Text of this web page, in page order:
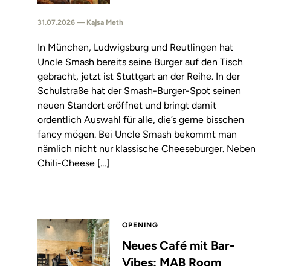
31.07.2026 — Kajsa Meth
In München, Ludwigsburg und Reutlingen hat
Uncle Smash bereits seine Burger auf den Tisch
gebracht, jetzt ist Stuttgart an der Reihe. In der
Schulstraße hat der Smash-Burger-Spot seinen
neuen Standort eröffnet und bringt damit
ordentlich Auswahl für alle, die’s gerne bisschen
fancy mögen. Bei Uncle Smash bekommt man
nämlich nicht nur klassische Cheeseburger. Neben
Chili-Cheese […]
OPENING
Neues Café mit Bar-
Vibes: MAB Room